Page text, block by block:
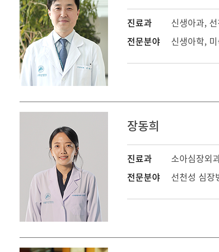
진료과 신생아과,
전문분야
신생아학,
장동희
진료과
소아심장외
전문분야
선천성 심장